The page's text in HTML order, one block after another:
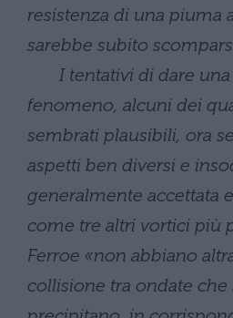
resistenza di una piuma
sarebbe subito
I tentativi di dare una
fenomeno, alcuni dei
sembrati plausibili, ora
aspetti ben diversi e
generalmente accettata
come tre altri vortici più
Ferroe «non abbiano
collisione tra ondate che